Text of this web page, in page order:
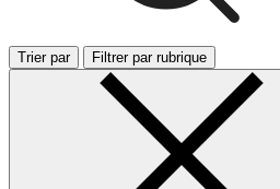
Trier par Filtrer par rubrique